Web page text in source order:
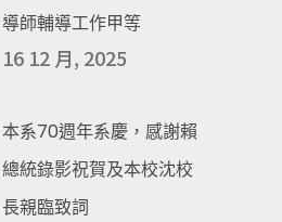
導師輔導工作甲等
16 12 月, 2025
本系70週年系慶，感謝賴
總統錄影祝賀及本校沈校
長親臨致詞